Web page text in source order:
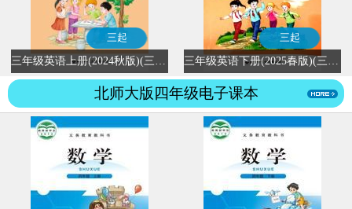
三起
三起
北师大版四年级电子课本